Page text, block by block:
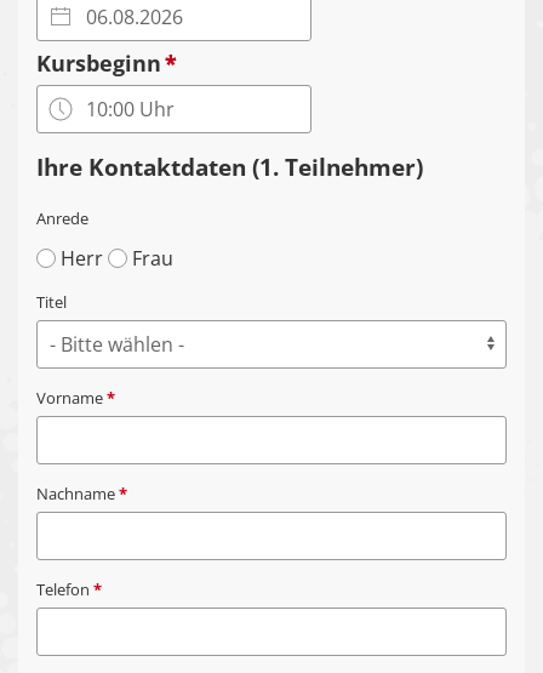
Kursbeginn*
Ihre Kontaktdaten (1. Teilnehmer)
Anrede
Herr Frau
Titel
Vorname*
Nachname*
Telefon *